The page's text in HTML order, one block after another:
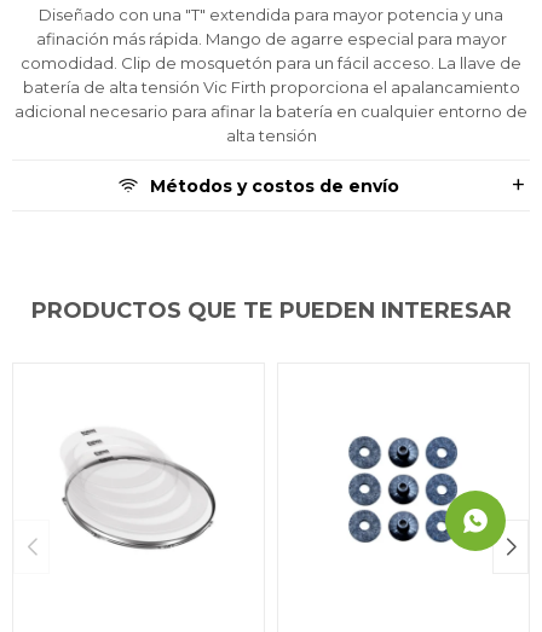
Diseñado con una "T" extendida para mayor potencia y una
afinación más rápida. Mango de agarre especial para mayor
comodidad. Clip de mosquetón para un fácil acceso. La llave de
batería de alta tensión Vic Firth proporciona el apalancamiento
adicional necesario para afinar la batería en cualquier entorno de
alta tensión
Métodos y costos de envío
PRODUCTOS QUE TE PUEDEN INTERESAR
Fecha de nacimiento
Año
Continuar
Elegí tus productos preferidos
Elegís Pago Después como metodo de pago
* sujeto a aprobación crediticia. El monto disponible
puede variar por comercio
contactanos en
preguntas@pagodespues.com.uy
Fecha de nacimiento
Año
Continuar
Elegí tus productos preferidos
Elegís Pago Después como metodo de pago
* sujeto a aprobación crediticia. El monto disponible
puede variar por comercio
contactanos en
preguntas@pagodespues.com.uy
Fecha de nacimiento
Año
Continuar
Elegí tus productos preferidos
Elegís Pago Después como metodo de pago
* sujeto a aprobación crediticia. El monto disponible
puede variar por comercio
contactanos en
preguntas@pagodespues.com.uy